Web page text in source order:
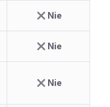
Nie
Nie
Nie